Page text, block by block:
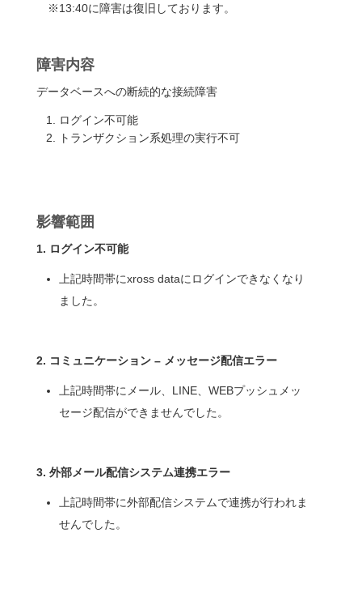
※13:40に障害は復旧しております。
障害内容
データベースへの断続的な接続障害
ログイン不可能
トランザクション系処理の実行不可
影響範囲
1. ログイン不可能
上記時間帯にxross dataにログインできなくなり
ました。
2. コミュニケーション – メッセージ配信エラー
上記時間帯にメール、LINE、WEBプッシュメッ
セージ配信ができませんでした。
3. 外部メール配信システム連携エラー
上記時間帯に外部配信システムで連携が行われま
せんでした。